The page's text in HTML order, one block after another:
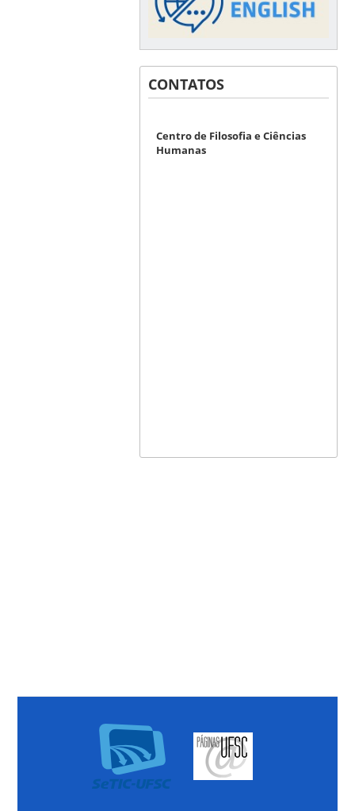
CONTATOS
Centro de Filosofia e Ciências
Humanas